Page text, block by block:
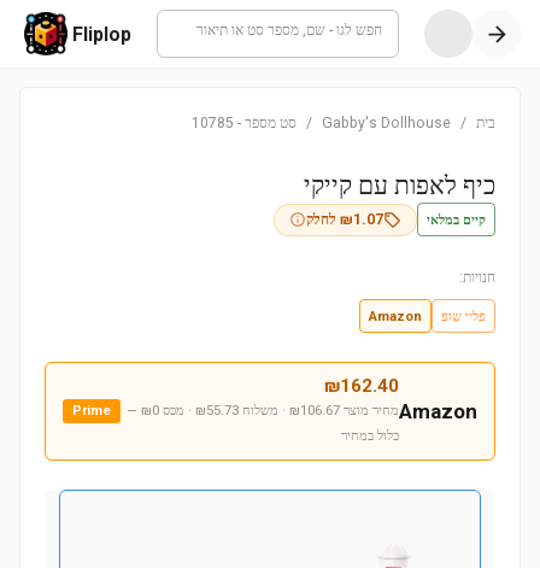
חפש לגו - שם, מספר סט או תיאור Fliplop
בית /
Gabby's Dollhouse
/ סט מספר -
10785
כיף לאפות עם קייקי
קיים במלאי ₪1.07 לחלק
חנויות:
פליי שופ Amazon
Amazon
₪162.40
מחיר מוצר ₪106.67 · משלוח ₪55.73 · מכס ₪0
—
כלול במחיר
Prime